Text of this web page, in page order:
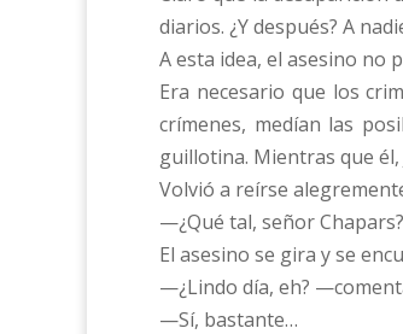
diarios. ¿Y después? A
A esta idea, el asesino no
Era necesario que los
crímenes, medían las
guillotina. Mientras que
Volvió a reírse
—¿Qué tal, señor
El asesino se gira y se
—¿Lindo día, eh?
—Sí, bastante…